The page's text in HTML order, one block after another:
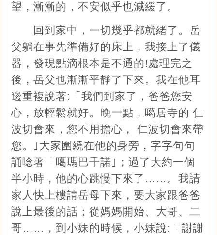
望，漸漸的，不安似乎也減緩了。
回到家中，一切幾乎都就緒了。岳
父躺在事先準備好的床上，我接上了儀
器，發現點滴根本是不通的!處理完之
後，岳父也漸漸平靜了下來。我在他耳
邊重複說著:「我們到家了，爸爸您安
心，放輕鬆就好。晚一點，噶居寺的 仁
波切會來，您不用擔心， 仁波切會來帶
您。｣大家圍繞在他的身旁，字字句句
誦唸著「噶瑪巴千諾｣；過了大約一個
半小時，他的心跳慢下來了……。我請
家人快上樓請岳母下來，要大家跟爸爸
說上最後的話；從媽媽開始、大哥、二
哥……，到小妹的時候，小妹說:「謝謝